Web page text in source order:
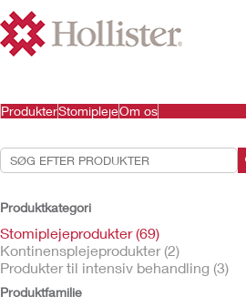
ProdukterStomiplejeOm os
Produktkategori
Stomiplejeprodukter (69)
Kontinensplejeprodukter (2)
Produkter til intensiv behandling (3)
Produktfamilie